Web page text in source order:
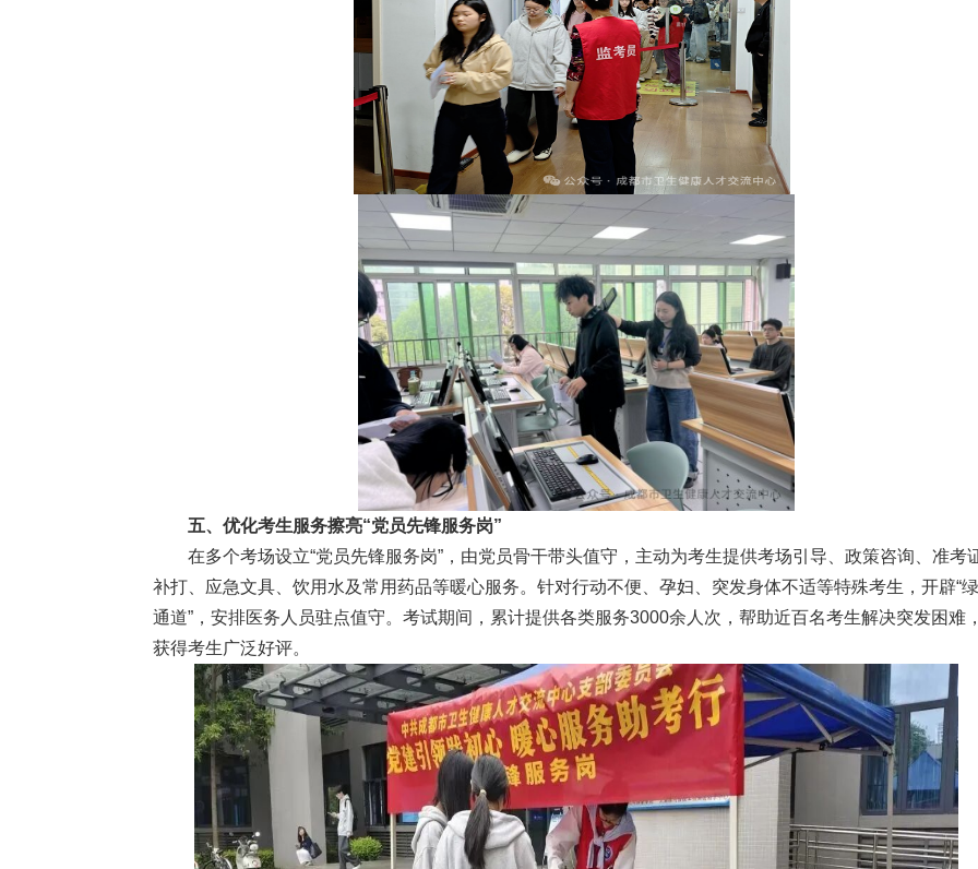
五、优化考生服务擦亮“党员先锋服务岗”
在多个考场设立“党员先锋服务岗”，由党员骨干带头值守，主动为考生提供考场引导、政策咨询、准考
补打、应急文具、饮用水及常用药品等暖心服务。针对行动不便、孕妇、突发身体不适等特殊考生，开辟“
通道”，安排医务人员驻点值守。考试期间，累计提供各类服务3000余人次，帮助近百名考生解决突发困难
获得考生广泛好评。